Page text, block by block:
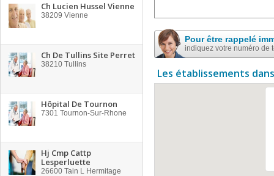
Ch Lucien Hussel Vienne
38209 Vienne
Ch De Tullins Site Perret
38210 Tullins
Hôpital De Tournon
7301 Tournon-Sur-Rhone
Hj Cmp Cattp
Lesperluette
26600 Tain L Hermitage
Pour être rappelé
indiquez votre numéro de
Les établissements